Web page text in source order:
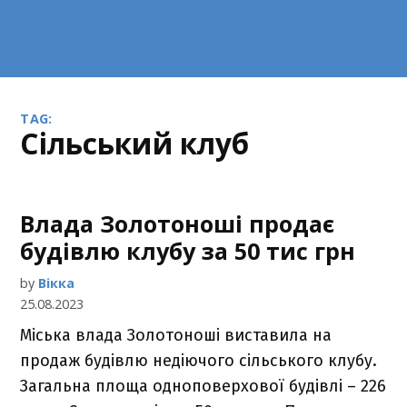
TAG:
сільський клуб
Влада Золотоноші продає
будівлю клубу за 50 тис грн
by Вікка
25.08.2023
Міська влада Золотоноші виставила на
продаж будівлю недіючого сільського клубу.
Загальна площа одноповерхової будівлі – 226